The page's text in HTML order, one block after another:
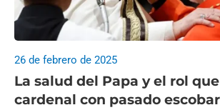
La salud del Papa y el rol
cardenal con pasado
26 de febrero de 2025